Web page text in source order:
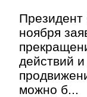
ноября
действий
можно б...